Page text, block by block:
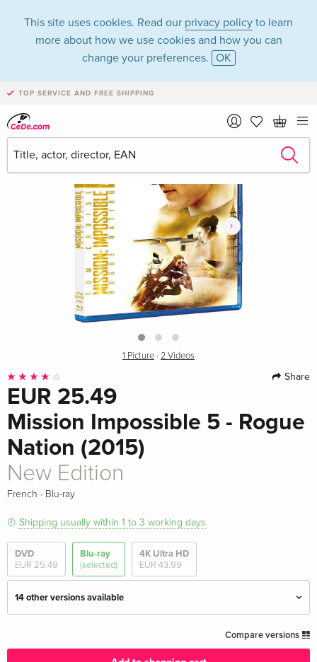
This site uses cookies. Read our privacy policy to learn
more about how we use cookies and how you can
change your preferences. OK
TOP SERVICE AND FREE SHIPPING
›
1 Picture· 2 Videos
Share
EUR 25.49
Mission Impossible 5 - Rogue
Nation (2015)
New Edition
French · Blu-ray
Shipping usually within 1 to 3 working days
DVD
EUR 25.49
Blu-ray
(selected)
4K Ultra HD
EUR 43.99
14 other versions available
English · US Version
EUR 28.49
Compare versions